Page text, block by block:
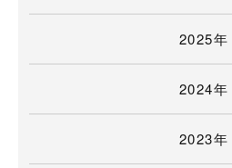
2025年
2024年
2023年